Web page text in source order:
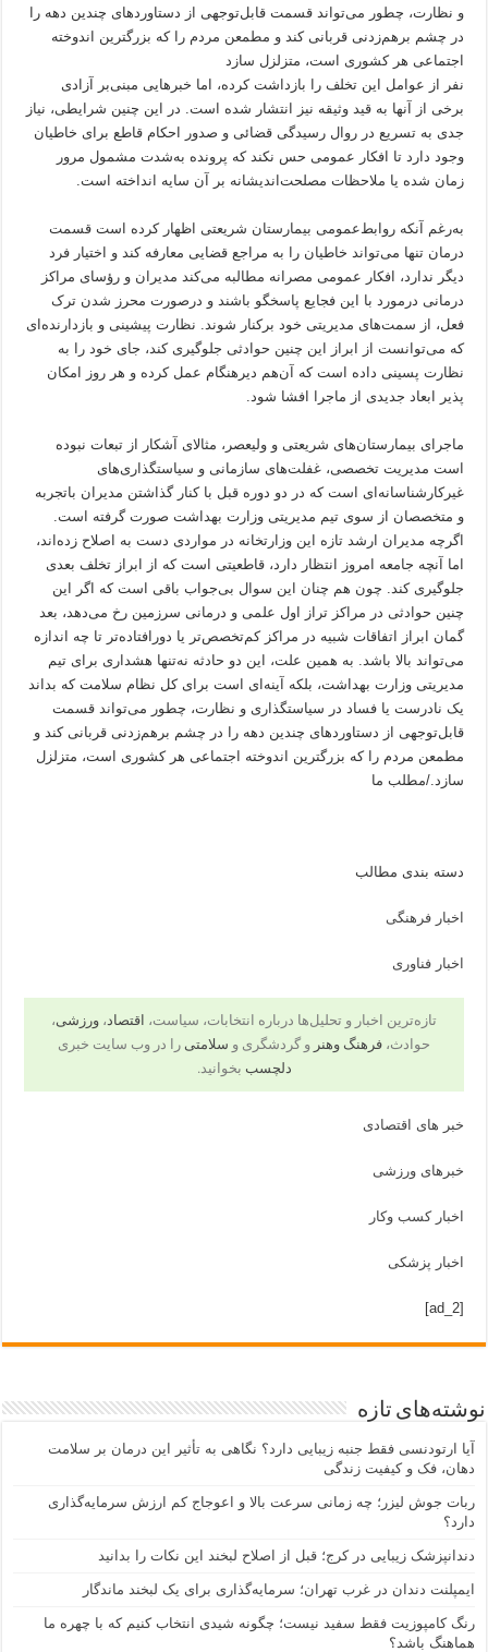
و نظارت، چطور می‌تواند قسمت قابل‌توجهی از دستاوردهای چندین دهه را
در چشم برهم‌زدنی قربانی کند و مطمعن مردم را که بزرگترین اندوخته
اجتماعی هر کشوری است، متزلزل سازد
نفر از عوامل این تخلف را بازداشت کرده، اما خبرهایی مبنی‌بر آزادی
برخی از آنها به قید وثیقه نیز انتشار شده است. در این چنین شرایطی، نیاز
جدی به تسریع در روال رسیدگی قضائی و صدور احکام قاطع برای خاطیان
وجود دارد تا افکار عمومی حس نکند که پرونده به‌شدت مشمول مرور
زمان شده یا ملاحظات مصلحت‌اندیشانه بر آن سایه انداخته است.
به‌رغم آنکه روابط‌عمومی بیمارستان شریعتی اظهار کرده است قسمت
درمان تنها می‌تواند خاطیان را به مراجع قضایی معارفه کند و اختیار فرد
دیگر ندارد، افکار عمومی مصرانه مطالبه می‌کند مدیران و رؤسای مراکز
درمانی درمورد با این فجایع پاسخگو باشند و درصورت محرز شدن ترک
فعل، از سمت‌های مدیریتی خود برکنار شوند. نظارت پیشینی و بازدارنده‌ای
که می‌توانست از ابراز این چنین حوادثی جلوگیری کند، جای خود را به
نظارت پسینی داده است که آن‌هم دیرهنگام عمل کرده و هر روز امکان
پذیر ابعاد جدیدی از ماجرا افشا شود.
ماجرای بیمارستان‌های شریعتی و ولیعصر، مثالای آشکار از تبعات نبوده
است مدیریت تخصصی، غفلت‌های سازمانی و سیاستگذاری‌های
غیرکارشناسانه‌ای است که در دو دوره قبل با کنار گذاشتن مدیران باتجربه
و متخصصان از سوی تیم مدیریتی وزارت بهداشت صورت گرفته است.
اگرچه مدیران ارشد تازه این وزارتخانه در مواردی دست به اصلاح زده‌اند،
اما آنچه جامعه امروز انتظار دارد، قاطعیتی است که از ابراز تخلف بعدی
جلوگیری کند. چون هم چنان این سوال بی‌جواب باقی است که اگر این
چنین حوادثی در مراکز تراز اول علمی و درمانی سرزمین رخ می‌دهد، بعد
گمان ابراز اتفاقات شبیه در مراکز کم‌تخصص‌تر یا دورافتاده‌تر تا چه اندازه
می‌تواند بالا باشد. به همین علت، این دو حادثه نه‌تنها هشداری برای تیم
مدیریتی وزارت بهداشت، بلکه آینه‌ای است برای کل نظام سلامت که بداند
یک نادرست یا فساد در سیاستگذاری و نظارت، چطور می‌تواند قسمت
قابل‌توجهی از دستاوردهای چندین دهه را در چشم برهم‌زدنی قربانی کند و
مطمعن مردم را که بزرگترین اندوخته اجتماعی هر کشوری است، متزلزل
سازد./مطلب ما
دسته بندی مطالب
اخبار فرهنگی
اخبار فناوری
تازه‌ترین اخبار و تحلیل‌ها درباره انتخابات، سیاست، اقتصاد، ورزشی،
حوادث، فرهنگ وهنر و گردشگری و سلامتی را در وب سایت خبری
دلچسب بخوانید.
خبر های اقتصادی
خبرهای ورزشی
اخبار کسب وکار
اخبار پزشکی
[ad_2]
نوشته‌های تازه
آیا ارتودنسی فقط جنبه زیبایی دارد؟ نگاهی به تأثیر این درمان بر سلامت
دهان، فک و کیفیت زندگی
ربات جوش لیزر؛ چه زمانی سرعت بالا و اعوجاج کم ارزش سرمایه‌گذاری
دارد؟
دندانپزشک زیبایی در کرج؛ قبل از اصلاح لبخند این نکات را بدانید
ایمپلنت دندان در غرب تهران؛ سرمایه‌گذاری برای یک لبخند ماندگار
رنگ کامپوزیت فقط سفید نیست؛ چگونه شیدی انتخاب کنیم که با چهره ما
هماهنگ باشد؟